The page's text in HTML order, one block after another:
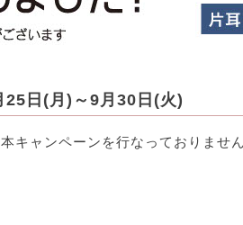
25日(月)～9月30日(火)
キャンペーンを行なっておりませ